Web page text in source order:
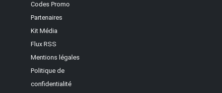
Codes Promo
Partenaires
Kit Média
Flux RSS
Mentions légales
Politique de
confidentialité